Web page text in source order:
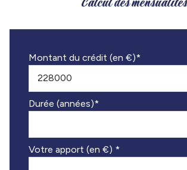
Montant du crédit (en €)*
Durée (années)*
Votre apport (en €) *